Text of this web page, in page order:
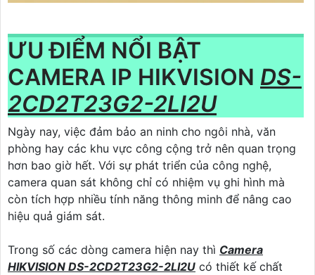
ƯU ĐIỂM NỔI BẬT
CAMERA IP HIKVISION DS-
2CD2T23G2-2LI2U
Ngày nay, việc đảm bảo an ninh cho ngôi nhà, văn
phòng hay các khu vực công cộng trở nên quan trọng
hơn bao giờ hết. Với sự phát triển của công nghệ,
camera quan sát không chỉ có nhiệm vụ ghi hình mà
còn tích hợp nhiều tính năng thông minh để nâng cao
hiệu quả giám sát.
Trong số các dòng camera hiện nay thì Camera
HIKVISION DS-2CD2T23G2-2LI2U có thiết kế chất